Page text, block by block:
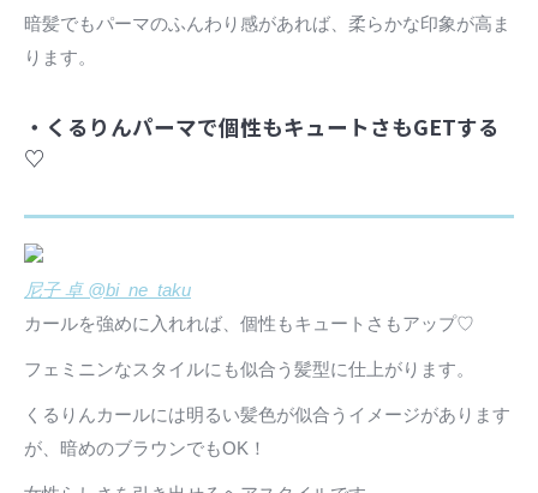
暗髪でもパーマのふんわり感があれば、柔らかな印象が高ま
ります。
・くるりんパーマで個性もキュートさもGETする
♡
尼子 卓 @bi_ne_taku
カールを強めに入れれば、個性もキュートさもアップ♡
フェミニンなスタイルにも似合う髪型に仕上がります。
くるりんカールには明るい髪色が似合うイメージがあります
が、暗めのブラウンでもOK！